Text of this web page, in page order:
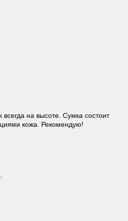
на высоте. Сумка состоит
кожа. Рекомендую!